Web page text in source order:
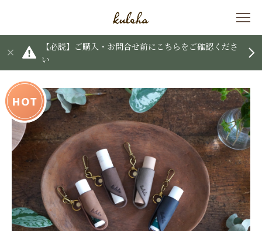
【必読】ご購入・お問合せ前にこちらをご確認くださ
い